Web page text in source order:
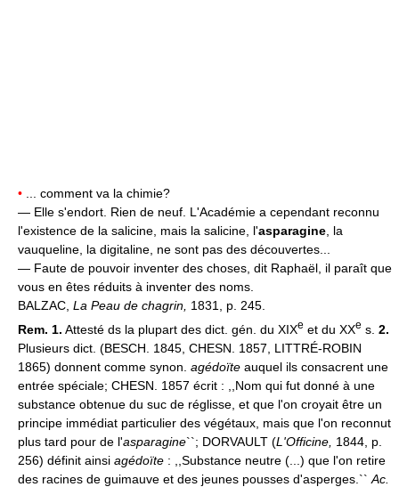
• ... comment va la chimie?
— Elle s'endort. Rien de neuf. L'Académie a cependant reconnu
l'existence de la salicine, mais la salicine, l'asparagine , la
vauqueline, la digitaline, ne sont pas des découvertes...
— Faute de pouvoir inventer des choses, dit Raphaël, il paraît que
vous en êtes réduits à inventer des noms.
BALZAC, La Peau de chagrin, 1831, p. 245.
Rem. 1. Attesté ds la plupart des dict. gén. du XIXe et du XXe s. 2.
Plusieurs dict. (BESCH. 1845, CHESN. 1857, LITTRÉ-ROBIN
1865) donnent comme synon. agédoïte auquel ils consacrent une
entrée spéciale; CHESN. 1857 écrit : ,,Nom qui fut donné à une
substance obtenue du suc de réglisse, et que l'on croyait être un
principe immédiat particulier des végétaux, mais que l'on reconnut
plus tard pour de l'asparagine``; DORVAULT (L'Officine, 1844, p.
256) définit ainsi agédoïte : ,,Substance neutre (...) que l'on retire
des racines de guimauve et des jeunes pousses d'asperges.`` Ac.